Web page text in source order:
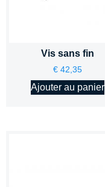
Vis sans fin
€ 42,35
Ajouter au panier